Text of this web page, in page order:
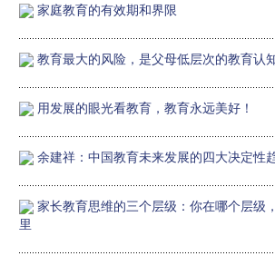
家庭教育的有效期和界限
教育最大的风险，是父母低层次的教育认
用发展的眼光看教育，教育永远美好！
余建祥：中国教育未来发展的四大决定性
家长教育思维的三个层级：你在哪个层级
里